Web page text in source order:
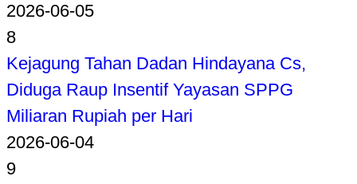
2026-06-05
8
Kejagung Tahan Dadan Hindayana Cs,
Diduga Raup Insentif Yayasan SPPG
Miliaran Rupiah per Hari
2026-06-04
9